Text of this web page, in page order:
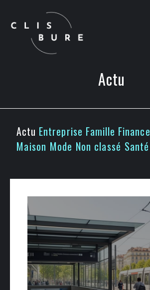
contenu
Actu
Actu Entreprise Famille Finance
Maison Mode Non classé Santé